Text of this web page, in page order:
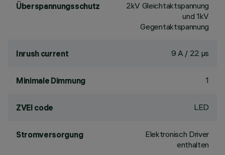
Überspannungsschutz
2kV Gleichtaktspannung
und 1kV
Gegentaktspannung
Inrush current 9 A / 22 µs
Minimale Dimmung 1
ZVEI code LED
Stromversorgung
Elektronisch Driver
enthalten